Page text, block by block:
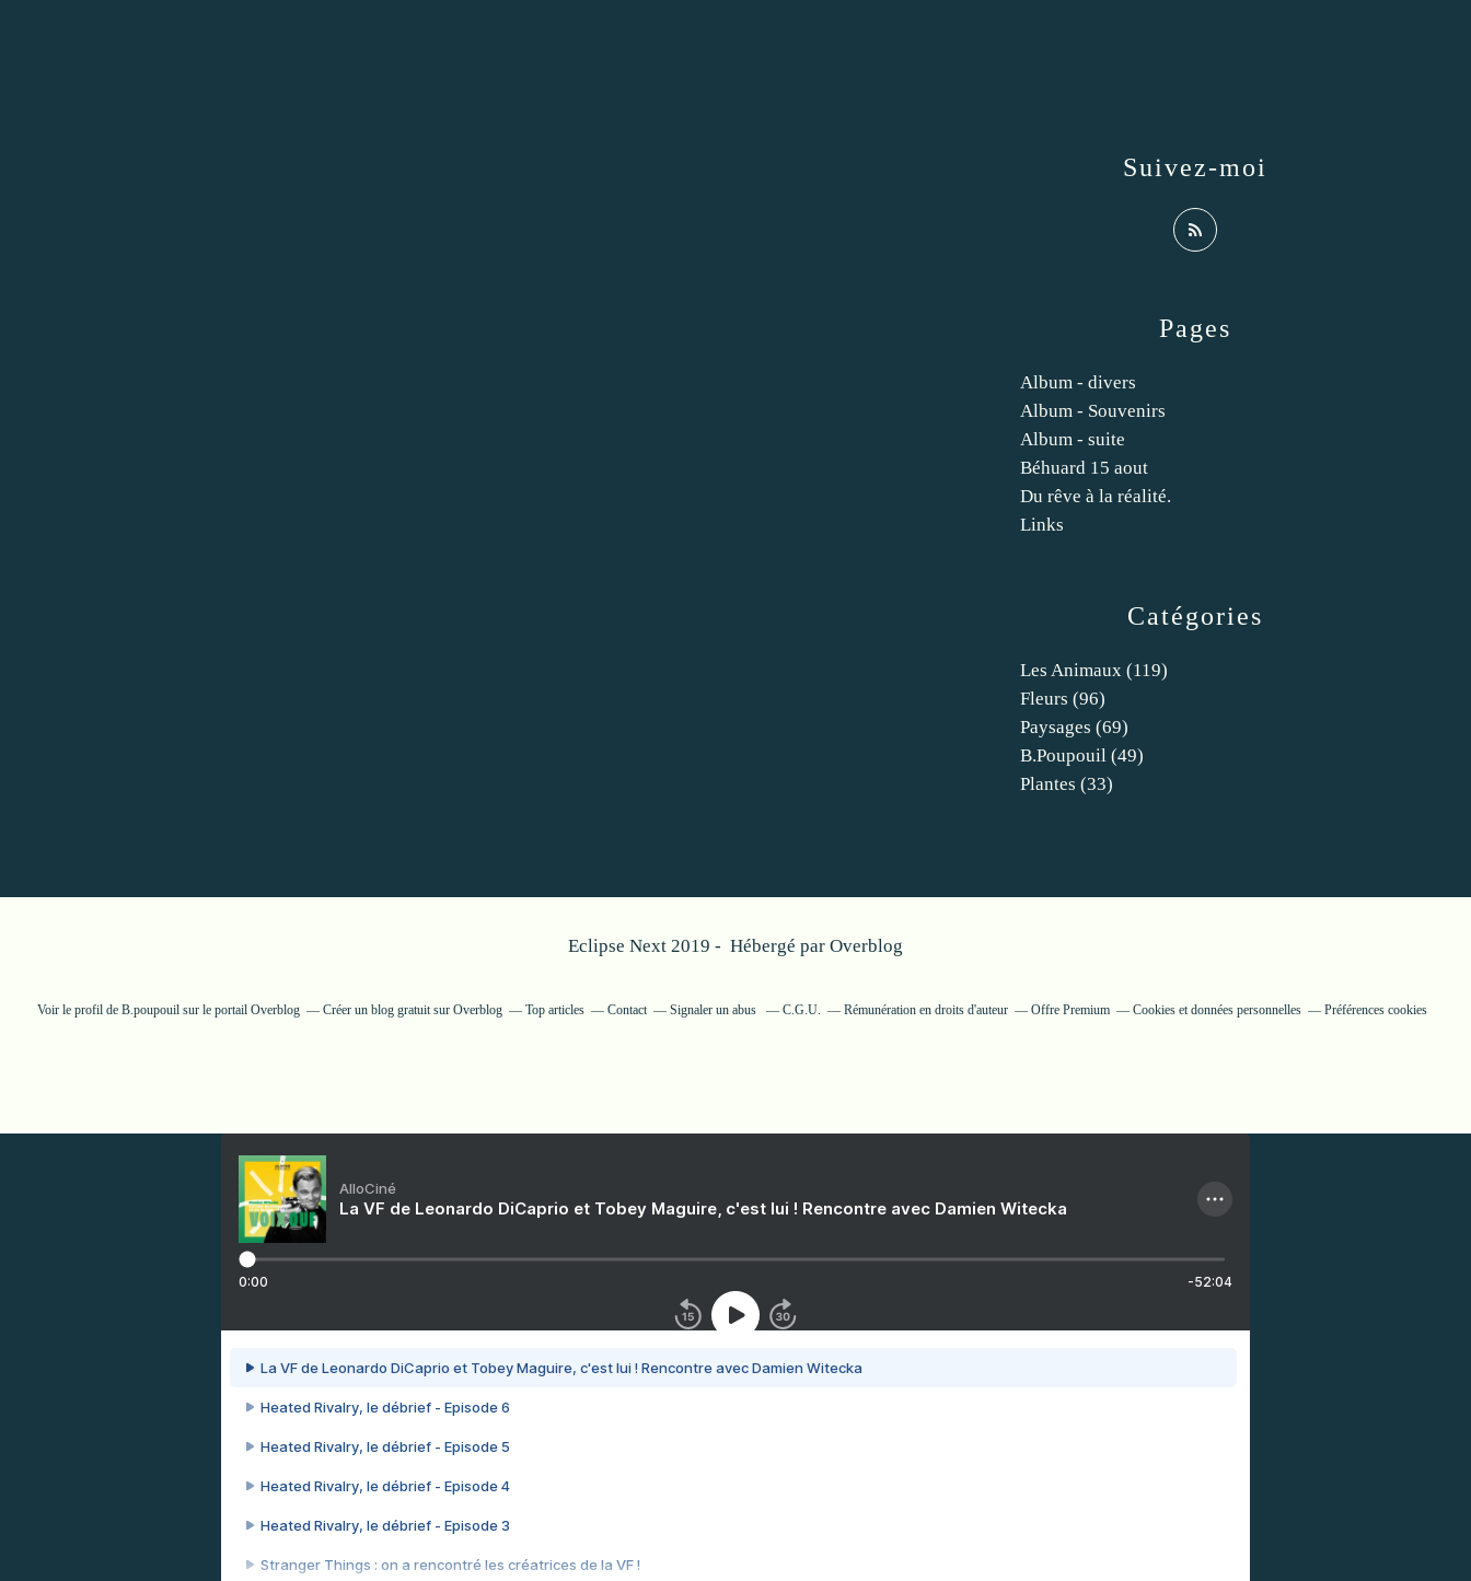
Catégories
Les Animaux (119)
Fleurs (96)
Paysages (69)
B.poupouil (49)
Plantes (33)
Pages
Album - divers
Album - Souvenirs
Album - suite
Béhuard 15 aout
Du rêve à la réalité.
Links
Suivez-moi
Eclipse Next 2019 - Hébergé par Overblog
Voir le profil de B.poupouil sur le portail Overblog Créer un blog gratuit sur Overblog Top articles Contact Signaler un abus C.G.U. Rémunération en droits d'auteur Offre Premium Cookies et données personnelles Préférences cookies
AlloCiné
La VF de Leonardo DiCaprio et Tobey Maguire, c'est lui ! Rencontre avec Damien Witecka
0:00 -52:04
La VF de Leonardo DiCaprio et Tobey Maguire, c'est lui ! Rencontre avec Damien Witecka
Heated Rivalry, le débrief - Episode 6
Heated Rivalry, le débrief - Episode 5
Heated Rivalry, le débrief - Episode 4
Heated Rivalry, le débrief - Episode 3
Stranger Things : on a rencontré les créatrices de la VF !